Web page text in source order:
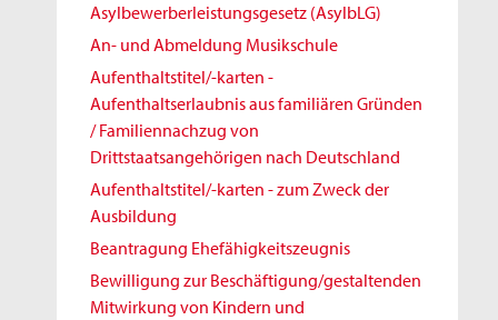
Asylbewerberleistungsgesetz (AsylbLG)
An- und Abmeldung Musikschule
Aufenthaltstitel/-karten -
Aufenthaltserlaubnis aus familiären Gründen
/ Familiennachzug von
Drittstaatsangehörigen nach Deutschland
Aufenthaltstitel/-karten - zum Zweck der
Ausbildung
Beantragung Ehefähigkeitszeugnis
Bewilligung zur Beschäftigung/gestaltenden
Mitwirkung von Kindern und